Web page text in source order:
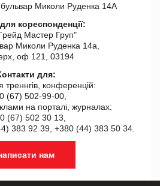
бульвар Миколи Руденка 14А
кореспонденції:
Мастер Груп"
Миколи Руденка 14а,
оф 121, 03194
для:
треннгів, конференцій:
(67) 502-99-00,
на порталі, журналах:
(67) 502 30 13,
383 92 39, +380 (44) 383 50 34.
нам